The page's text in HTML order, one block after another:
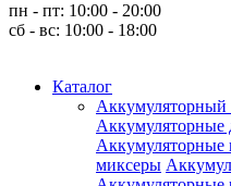
пн - пт: 10:00 - 20:00
сб - вс: 10:00 - 18:00
Каталог
Аккумуляторный
Аккумуляторные
Аккумуляторные
миксеры